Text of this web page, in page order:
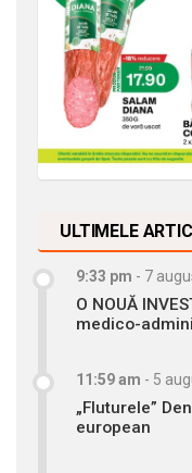
ULTIMELE
9:33 pm - 7
O NOUĂ
medico-
11:59 am - 5
„Fluturele”
european